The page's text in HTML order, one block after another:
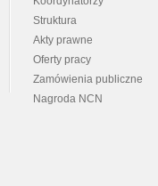
Struktura
Akty prawne
Oferty pracy
Zamówienia publiczne
Nagroda NCN